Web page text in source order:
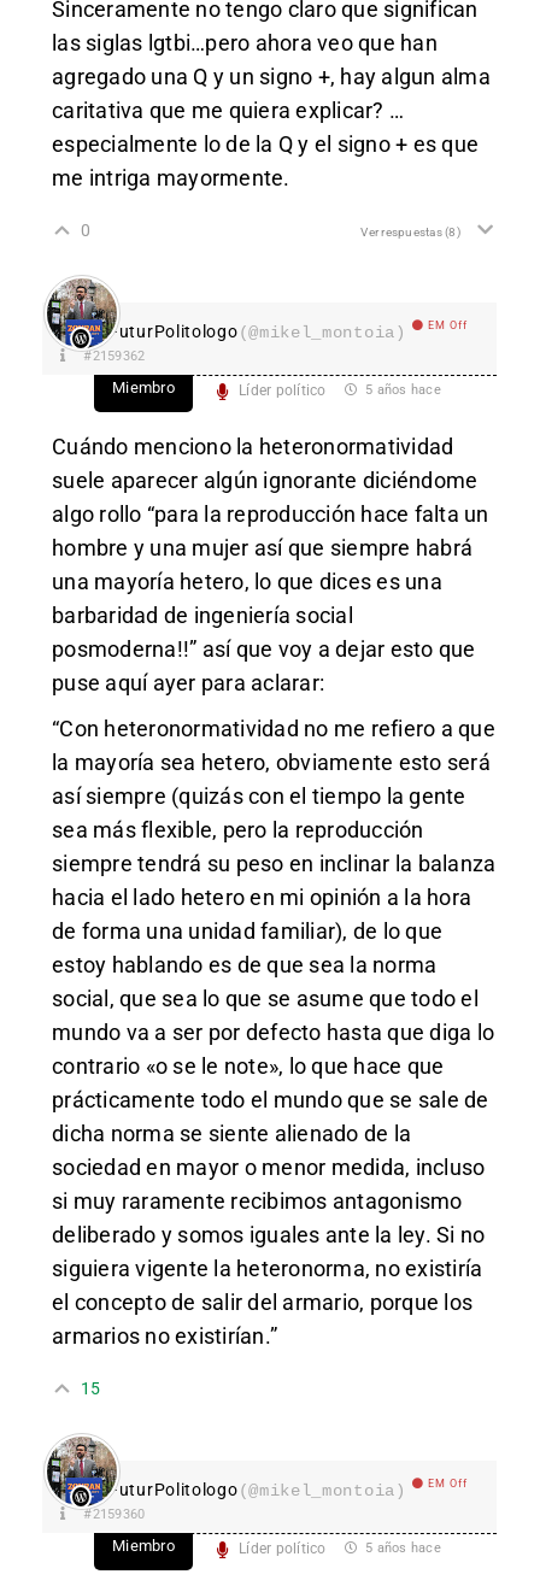
Sinceramente no tengo claro que significan
las siglas lgtbi…pero ahora veo que han
agregado una Q y un signo +, hay algun alma
caritativa que me quiera explicar? …
especialmente lo de la Q y el signo + es que
me intriga mayormente.
0 Ver respuestas(8)
FuturPolitologo(@mikel_montoia) EM Off
#2159362
Miembro Líder político 5 años hace
Cuándo menciono la heteronormatividad
suele aparecer algún ignorante diciéndome
algo rollo “para la reproducción hace falta un
hombre y una mujer así que siempre habrá
una mayoría hetero, lo que dices es una
barbaridad de ingeniería social
posmoderna!!” así que voy a dejar esto que
puse aquí ayer para aclarar:
“Con heteronormatividad no me refiero a que
la mayoría sea hetero, obviamente esto será
así siempre (quizás con el tiempo la gente
sea más flexible, pero la reproducción
siempre tendrá su peso en inclinar la balanza
hacia el lado hetero en mi opinión a la hora
de forma una unidad familiar), de lo que
estoy hablando es de que sea la norma
social, que sea lo que se asume que todo el
mundo va a ser por defecto hasta que diga lo
contrario «o se le note», lo que hace que
prácticamente todo el mundo que se sale de
dicha norma se siente alienado de la
sociedad en mayor o menor medida, incluso
si muy raramente recibimos antagonismo
deliberado y somos iguales ante la ley. Si no
siguiera vigente la heteronorma, no existiría
el concepto de salir del armario, porque los
armarios no existirían.”
15
FuturPolitologo(@mikel_montoia) EM Off
#2159360
Miembro Líder político 5 años hace